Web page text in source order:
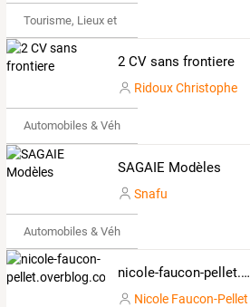
Tourisme, Lieux et Événements
2 CV sans frontiere
Ridoux Christophe
Automobiles & Véhicules
SAGAIE Modèles
Snafu
Automobiles & Véhicules
nicole-faucon-pellet.overblog.com
Nicole Faucon-Pellet